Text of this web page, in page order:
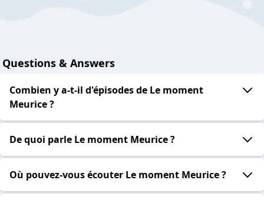
Questions & Answers
Combien y a-t-il d'épisodes de Le moment
Meurice ?
De quoi parle Le moment Meurice ?
Où pouvez-vous écouter Le moment Meurice ?